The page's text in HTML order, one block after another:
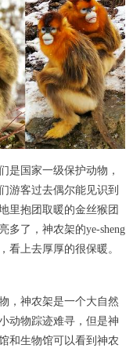
是国家一级保护动物，
游客过去偶尔能见识到
里抱团取暖的金丝猴团
多了，神农架的ye-sheng
看上去厚厚的很保暖。
，神农架是一个大自然
动物踪迹难寻，但是神
和生物馆可以看到神农